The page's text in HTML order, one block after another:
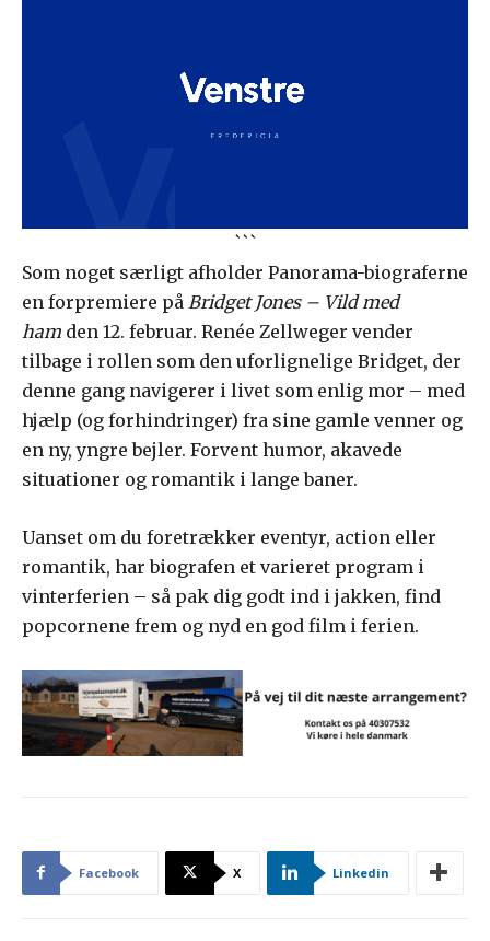
```
Som noget særligt afholder Panorama-biograferne
en forpremiere på Bridget Jones – Vild med
ham den 12. februar. Renée Zellweger vender
tilbage i rollen som den uforlignelige Bridget, der
denne gang navigerer i livet som enlig mor – med
hjælp (og forhindringer) fra sine gamle venner og
en ny, yngre bejler. Forvent humor, akavede
situationer og romantik i lange baner.
Uanset om du foretrækker eventyr, action eller
romantik, har biografen et varieret program i
vinterferien – så pak dig godt ind i jakken, find
popcornene frem og nyd en god film i ferien.
Facebook X Linkedin